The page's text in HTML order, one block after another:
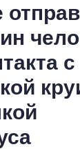
МИР
с